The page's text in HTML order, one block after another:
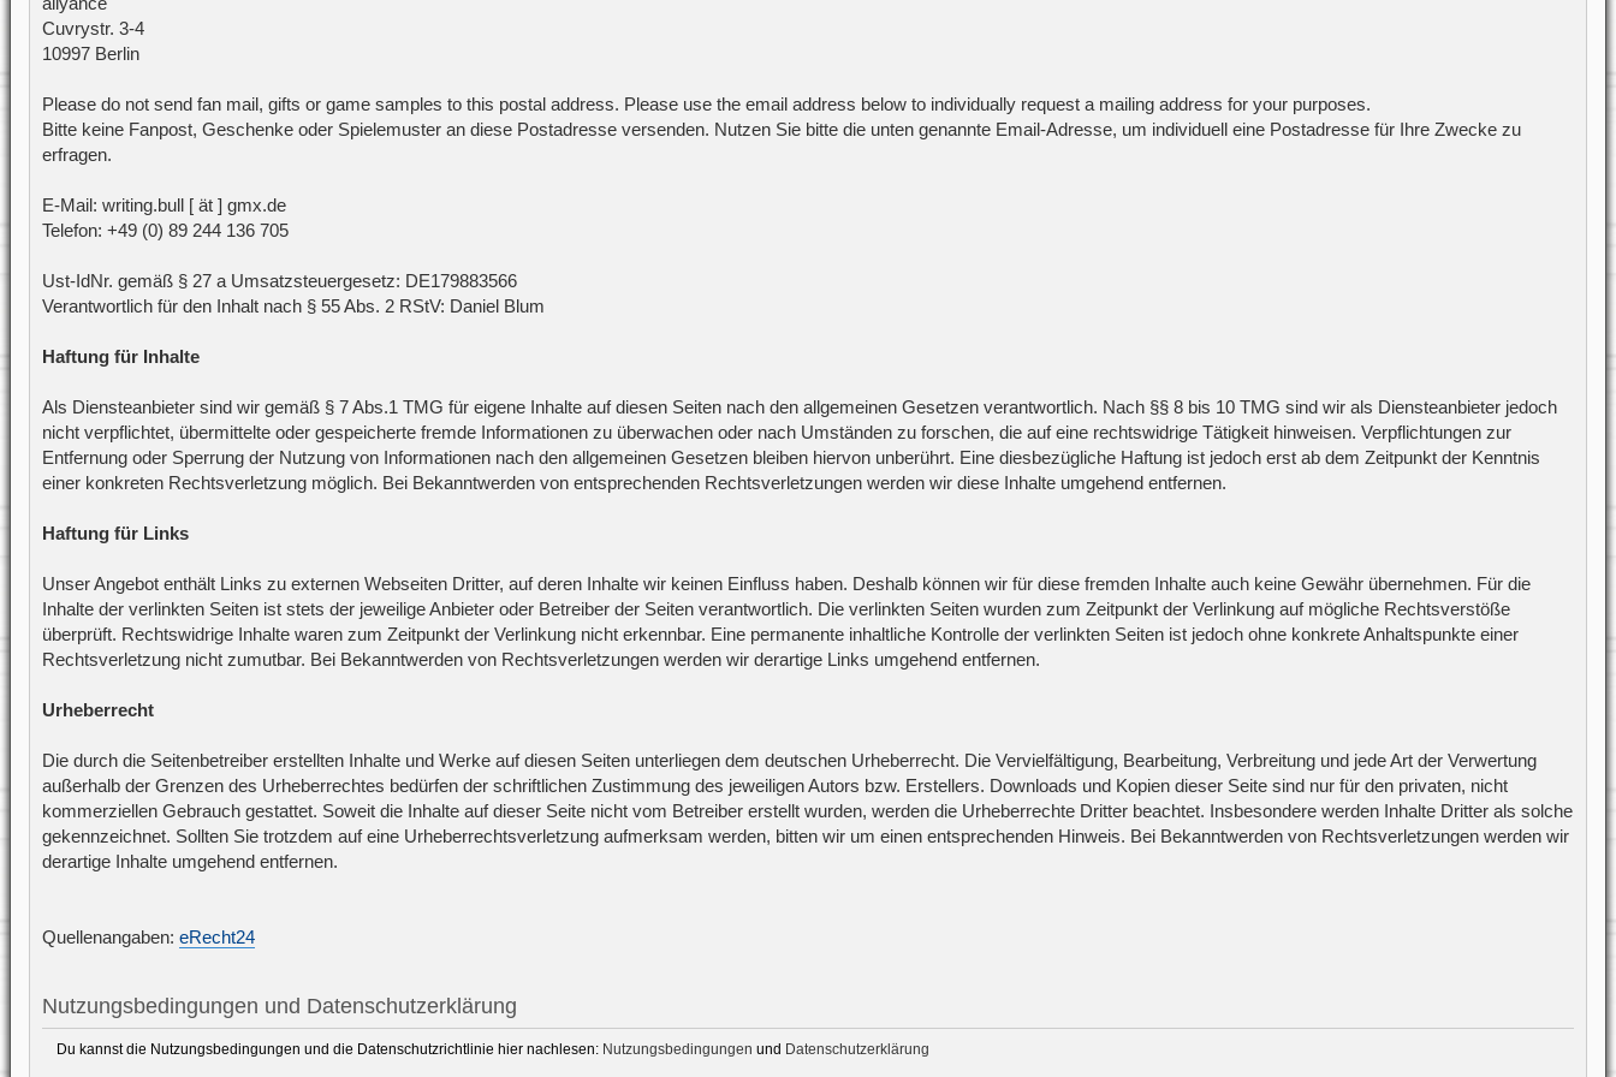
Cuvrystr. 3-4
10997 Berlin
Please do not send fan mail, gifts or game samples to this postal address. Please use the email address below to individually request a mailing address for your purposes.
Bitte keine Fanpost, Geschenke oder Spielemuster an diese Postadresse versenden. Nutzen Sie bitte die unten genannte Email-Adresse, um individuell eine Postadresse für Ihre Zwecke zu
erfragen.
E-Mail: writing.bull [ ät ] gmx.de
Telefon: +49 (0) 89 244 136 705
Ust-IdNr. gemäß § 27 a Umsatzsteuergesetz: DE179883566
Verantwortlich für den Inhalt nach § 55 Abs. 2 RStV: Daniel Blum
Haftung für Inhalte
Als Diensteanbieter sind wir gemäß § 7 Abs.1 TMG für eigene Inhalte auf diesen Seiten nach den allgemeinen Gesetzen verantwortlich. Nach §§ 8 bis 10 TMG sind wir als Diensteanbieter jedoch
nicht verpflichtet, übermittelte oder gespeicherte fremde Informationen zu überwachen oder nach Umständen zu forschen, die auf eine rechtswidrige Tätigkeit hinweisen. Verpflichtungen zur
Entfernung oder Sperrung der Nutzung von Informationen nach den allgemeinen Gesetzen bleiben hiervon unberührt. Eine diesbezügliche Haftung ist jedoch erst ab dem Zeitpunkt der Kenntnis
einer konkreten Rechtsverletzung möglich. Bei Bekanntwerden von entsprechenden Rechtsverletzungen werden wir diese Inhalte umgehend entfernen.
Haftung für Links
Unser Angebot enthält Links zu externen Webseiten Dritter, auf deren Inhalte wir keinen Einfluss haben. Deshalb können wir für diese fremden Inhalte auch keine Gewähr übernehmen. Für die
Inhalte der verlinkten Seiten ist stets der jeweilige Anbieter oder Betreiber der Seiten verantwortlich. Die verlinkten Seiten wurden zum Zeitpunkt der Verlinkung auf mögliche Rechtsverstöße
überprüft. Rechtswidrige Inhalte waren zum Zeitpunkt der Verlinkung nicht erkennbar. Eine permanente inhaltliche Kontrolle der verlinkten Seiten ist jedoch ohne konkrete Anhaltspunkte einer
Rechtsverletzung nicht zumutbar. Bei Bekanntwerden von Rechtsverletzungen werden wir derartige Links umgehend entfernen.
Urheberrecht
Die durch die Seitenbetreiber erstellten Inhalte und Werke auf diesen Seiten unterliegen dem deutschen Urheberrecht. Die Vervielfältigung, Bearbeitung, Verbreitung und jede Art der Verwertung
außerhalb der Grenzen des Urheberrechtes bedürfen der schriftlichen Zustimmung des jeweiligen Autors bzw. Erstellers. Downloads und Kopien dieser Seite sind nur für den privaten, nicht
kommerziellen Gebrauch gestattet. Soweit die Inhalte auf dieser Seite nicht vom Betreiber erstellt wurden, werden die Urheberrechte Dritter beachtet. Insbesondere werden Inhalte Dritter als solche
gekennzeichnet. Sollten Sie trotzdem auf eine Urheberrechtsverletzung aufmerksam werden, bitten wir um einen entsprechenden Hinweis. Bei Bekanntwerden von Rechtsverletzungen werden wir
derartige Inhalte umgehend entfernen.
Quellenangaben: eRecht24
Nutzungsbedingungen und Datenschutzerklärung
Du kannst die Nutzungsbedingungen und die Datenschutzrichtlinie hier nachlesen: Nutzungsbedingungen und Datenschutzerklärung